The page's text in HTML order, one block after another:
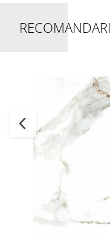
RECOMANDARI